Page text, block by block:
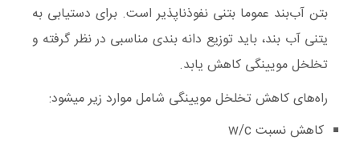
بتن آب‌بند عموما بتنی نفوذناپذیر است. برای دستیابی به
یتنی آب بند، باید توزیع دانه بندی مناسبی در نظر گرفته و
تخلخل مویینگی کاهش یابد.
راه‌های کاهش تخلخل مویینگی شامل موارد زیر میشود:
کاهش نسبت w/c